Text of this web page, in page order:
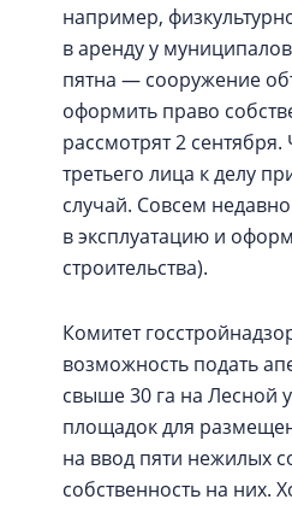
например,
в аренду у
пятна — сооружение
оформить право
рассмотрят 2
третьего лица к делу
случай. Совсем
в эксплуатацию и
строительства).
Комитет
возможность подать
свыше 30 га на Лесной
площадок для
на ввод пяти нежилых
собственность на них.